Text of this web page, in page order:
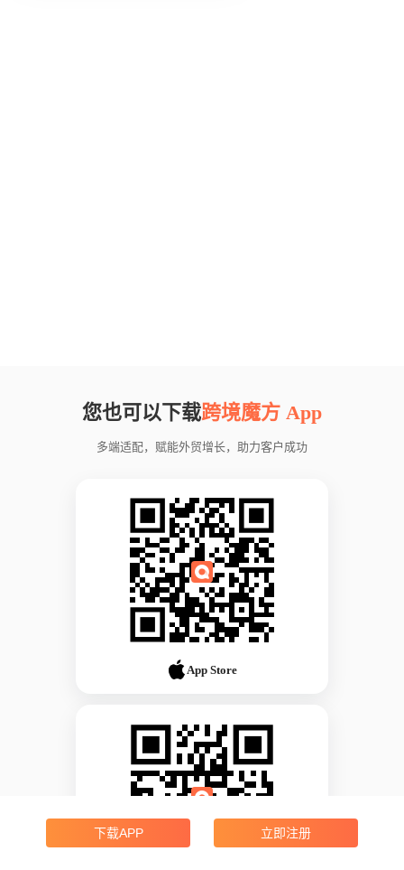
您也可以下载跨境魔方 App
多端适配，赋能外贸增长，助力客户成功
App Store
下载APP 立即注册